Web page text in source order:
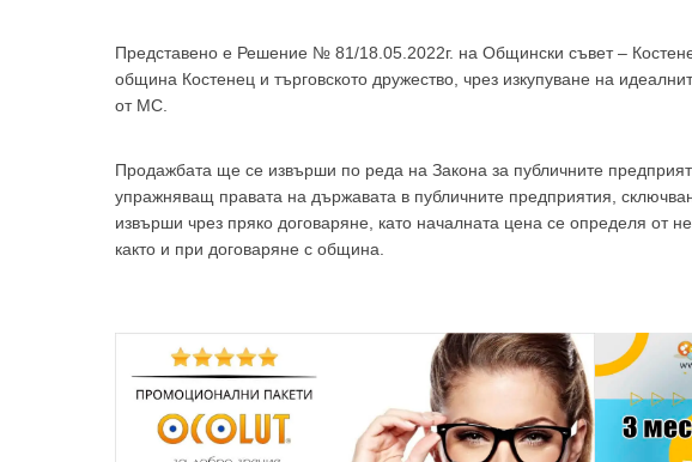
Представено е Решение № 81/18.05.2022г. на Общински съвет –
община Костенец и търговското дружество, чрез изкупуване на
от МС.
Продажбата ще се извърши по реда на Закона за публичните
упражняващ правата на държавата в публичните предприятия,
извърши чрез пряко договаряне, като началната цена се определя от
както и при договаряне с община.